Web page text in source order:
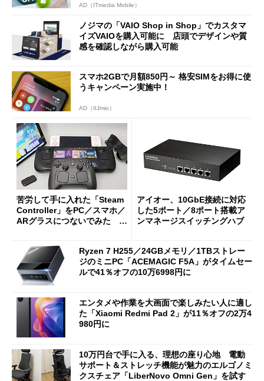
AD（ITmedia Mobile）
ノジマの「VAIO Shop in Shop」でカスタマ
イズVAIOを購入可能に 店頭でデザインや質
感を確認しながら購入可能
スマホ2GBで月額850円～ 格安SIMをお得に使
うキャンペーン実施中！
AD（IIJmio）
苦労して手に入れた「Steam
Controller」をPC／スマホ／
ARグラスにつないでみた ゲ
アイオー、10GbE接続に対応
した5ポート／8ポート搭載ア
ンマネージスイッチングハブ
Ryzen 7 H255／24GBメモリ／1TBストレー
ジのミニPC「ACEMAGIC F5A」がタイムセー
ルで41％オフの10万6998円に
エンタメや作業を大画面で楽しみたい人に適し
た「Xiaomi Redmi Pad 2」が11％オフの2万4
980円に
10万円台で手に入る、理想の座り心地 電動
サポート＆ストレッチ機能が魅力のエルゴノミ
クスチェア「LiberNovo Omni Gen」を試す